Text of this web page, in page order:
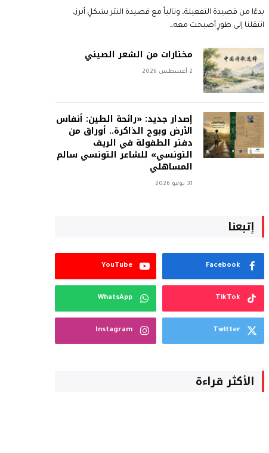
بدءًا من قصيدة التفعيلة، وتالياً مع قصيدة النثر بشكلٍ أبرز،
انتقلنا إلى طورٍ أصبحت معه…
مختارات من الشعر الصيني
2 أغسطس 2026
إصدار جديد: «رائحة الطين: أنفاس
الأرض وبوح الذاكرة.. أوراق من
دفتر الطفولة في الريف
التونسي» للشاعر التونسي سالم
المساهلي
31 يوليو 2026
إتبعنا
Facebook
YouTube
TikTok
WhatsApp
Twitter
Instagram
الأكثر قراءة